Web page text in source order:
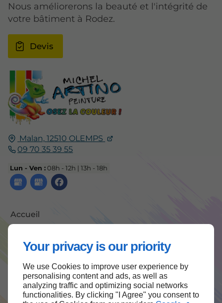
Your privacy is our priority
We use Cookies to improve user experience by
personalising content and ads, as well as
analyzing traffic and optimizing social networks
functionalities. By clicking "I Agree" you consent to
Malan, 12510 OLEMPS
09 70 35 39 55
Lun - Ven :08h - 12h | 13h - 18h
Accueil
Mentions légales
Plan du site
Nous améliorerons la beauté et l'intégrité de
votre bâtiment à Rodez.
Devis